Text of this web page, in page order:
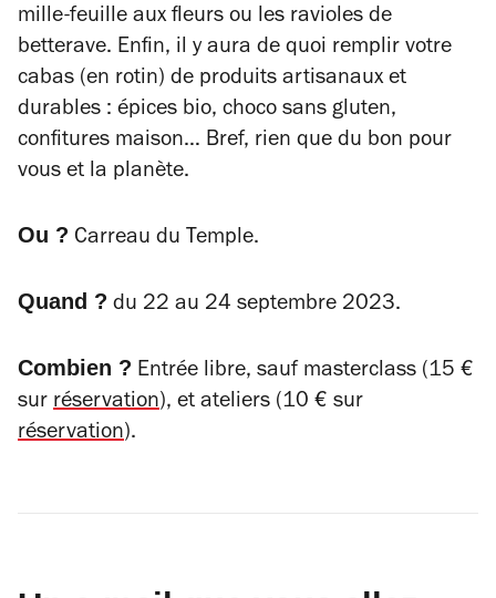
mille-feuille aux fleurs ou les ravioles de
betterave. Enfin, il y aura de quoi remplir votre
cabas (en rotin) de produits artisanaux et
durables : épices bio, choco sans gluten,
confitures maison… Bref, rien que du bon pour
vous et la planète.
Ou ? Carreau du Temple.
Quand ? du 22 au 24 septembre 2023.
Combien ? Entrée libre, sauf masterclass (15 €
sur réservation), et ateliers (10 € sur
réservation).